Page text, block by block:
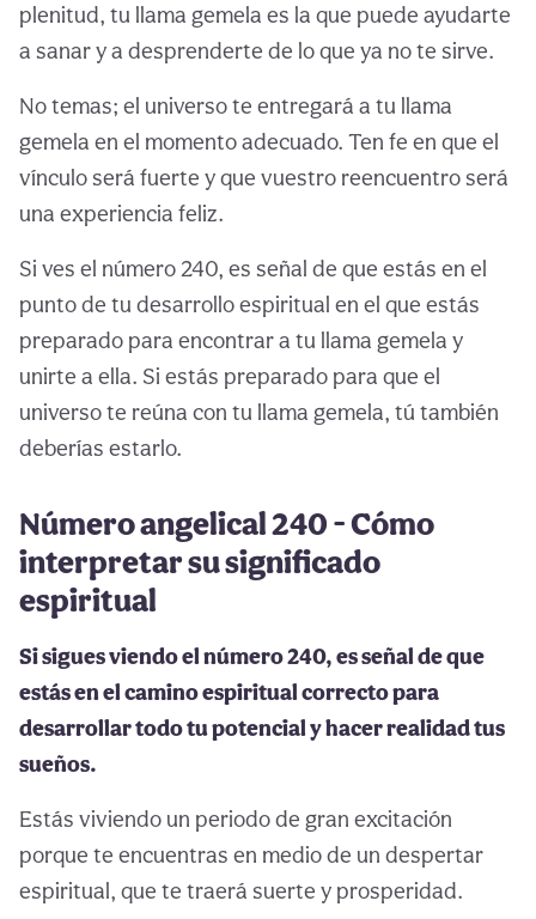
plenitud, tu llama gemela es la que puede ayudarte
a sanar y a desprenderte de lo que ya no te sirve.
No temas; el universo te entregará a tu llama
gemela en el momento adecuado. Ten fe en que el
vínculo será fuerte y que vuestro reencuentro será
una experiencia feliz.
Si ves el número 240, es señal de que estás en el
punto de tu desarrollo espiritual en el que estás
preparado para encontrar a tu llama gemela y
unirte a ella. Si estás preparado para que el
universo te reúna con tu llama gemela, tú también
deberías estarlo.
Número angelical 240 - Cómo
interpretar su significado
espiritual
Si sigues viendo el número 240, es señal de que
estás en el camino espiritual correcto para
desarrollar todo tu potencial y hacer realidad tus
sueños.
Estás viviendo un periodo de gran excitación
porque te encuentras en medio de un despertar
espiritual, que te traerá suerte y prosperidad.